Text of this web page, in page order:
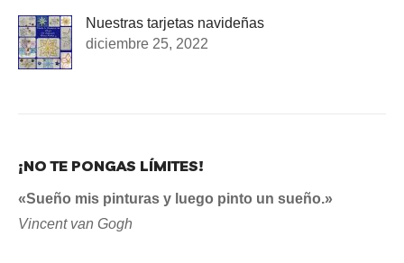
Nuestras tarjetas navideñas
diciembre 25, 2022
¡NO TE PONGAS LÍMITES!
«Sueño mis pinturas y luego pinto un sueño.»
Vincent van Gogh